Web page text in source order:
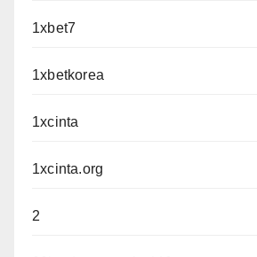
1xbet7
1xbetkorea
1xcinta
1xcinta.org
2